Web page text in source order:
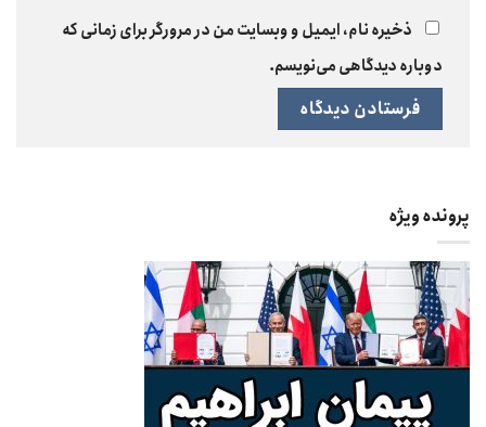
ذخیره نام، ایمیل و وبسایت من در مرورگر برای زمانی که
دوباره دیدگاهی می‌نویسم.
پرونده ویژه